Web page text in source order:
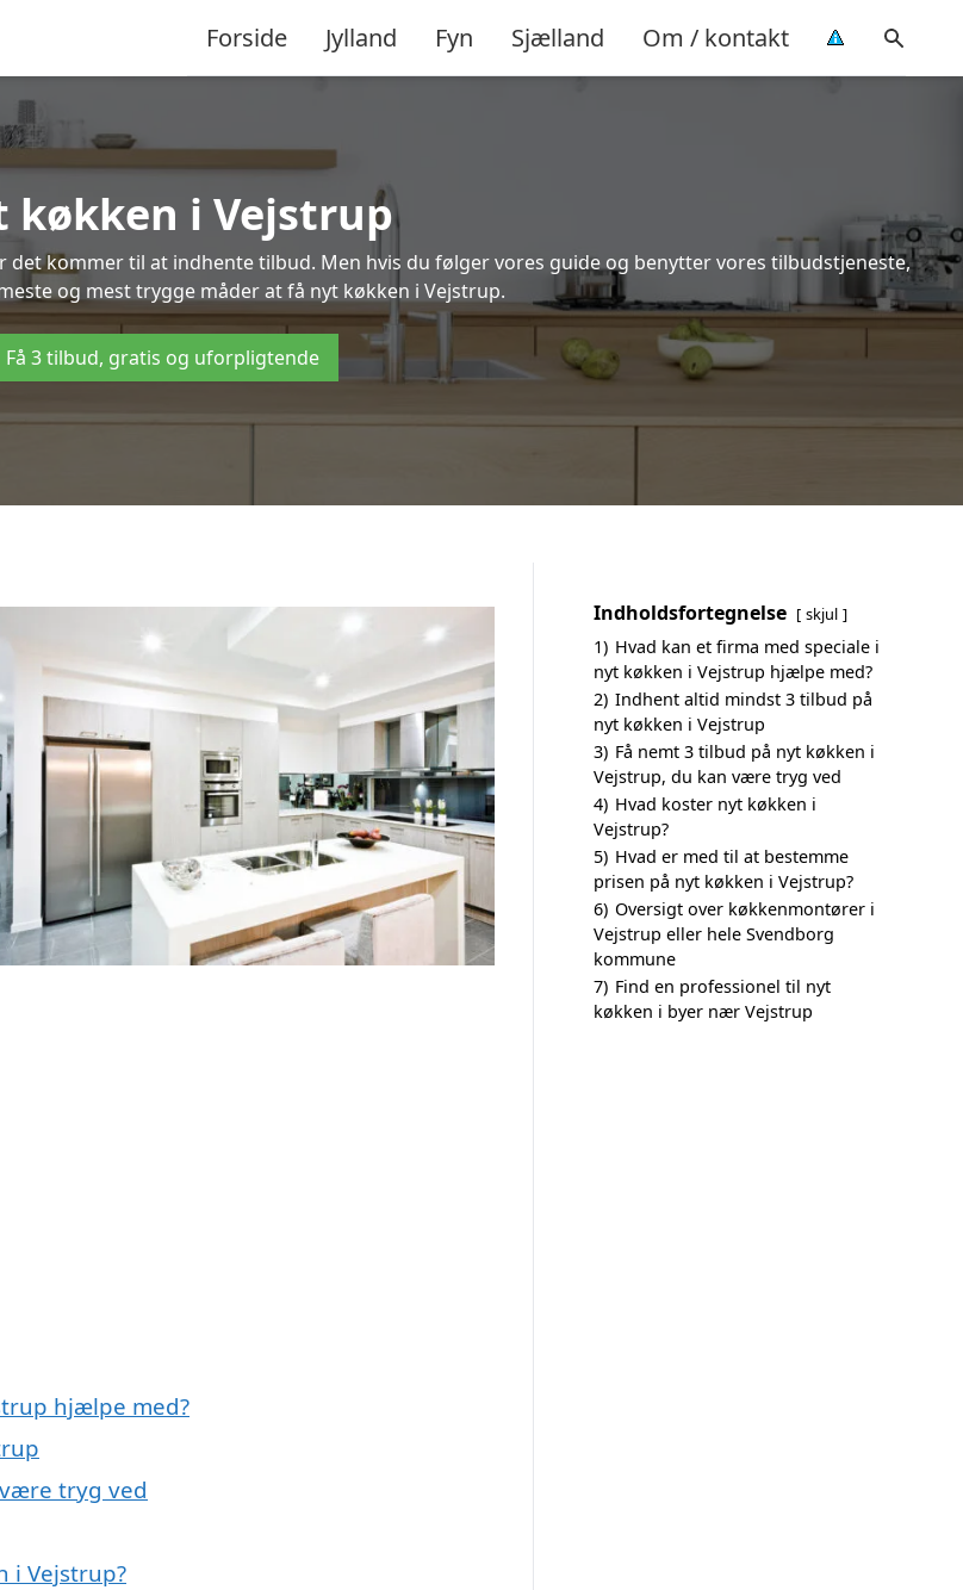
Forside Jylland Fyn Sjælland Om / kontakt
køkken i Vejstrup
kommer til at indhente tilbud. Men hvis du følger vores guide og benytter vores tilbudstjeneste,
og mest trygge måder at få nyt køkken i Vejstrup.
Få 3 tilbud, gratis og uforpligtende
hjælpe med?
tryg ved
i Vejstrup?
Indholdsfortegnelse skjul
1) Hvad kan et firma med speciale i
nyt køkken i Vejstrup hjælpe med?
2) Indhent altid mindst 3 tilbud på
nyt køkken i Vejstrup
3) Få nemt 3 tilbud på nyt køkken i
Vejstrup, du kan være tryg ved
4) Hvad koster nyt køkken i
Vejstrup?
5) Hvad er med til at bestemme
prisen på nyt køkken i Vejstrup?
6) Oversigt over køkkenmontører i
Vejstrup eller hele Svendborg
kommune
7) Find en professionel til nyt
køkken i byer nær Vejstrup